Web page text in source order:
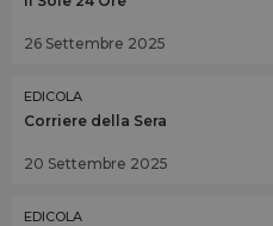
26 Settembre 2025
EDICOLA
Corriere della Sera
20 Settembre 2025
EDICOLA